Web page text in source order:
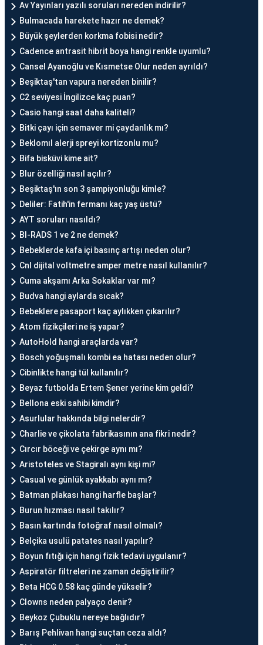
Av Yayınları yazılı soruları nereden indirilir?
Bulmacada harekete hazır ne demek?
Büyük şeylerden korkma fobisi nedir?
Cadence antrasit hibrit boya hangi renkle uyumlu?
Cansel Ayanoğlu ve Kısmetse Olur neden ayrıldı?
Beşiktaş'tan vapura nereden binilir?
C2 seviyesi İngilizce kaç puan?
Casio hangi saat daha kaliteli?
Bitki çayı için semaver mi çaydanlık mı?
Beklomıl alerji spreyi kortizonlu mu?
Bifa bisküvi kime ait?
Blur özelliği nasıl açılır?
Beşiktaş'ın son 3 şampiyonluğu kimle?
Deliler: Fatih'in fermanı kaç yaş üstü?
AYT soruları nasıldı?
BI-RADS 1 ve 2 ne demek?
Bebeklerde kafa içi basınç artışı neden olur?
Cnl dijital voltmetre amper metre nasıl kullanılır?
Cuma akşamı Arka Sokaklar var mı?
Budva hangi aylarda sıcak?
Bebeklere pasaport kaç aylıkken çıkarılır?
Atom fizikçileri ne iş yapar?
AutoHold hangi araçlarda var?
Bosch yoğuşmalı kombi ea hatası neden olur?
Cibinlikte hangi tül kullanılır?
Beyaz futbolda Ertem Şener yerine kim geldi?
Bellona eski sahibi kimdir?
Asurlular hakkında bilgi nelerdir?
Charlie ve çikolata fabrikasının ana fikri nedir?
Cırcır böceği ve çekirge aynı mı?
Aristoteles ve Stagiralı aynı kişi mi?
Casual ve günlük ayakkabı aynı mı?
Batman plakası hangi harfle başlar?
Burun hızması nasıl takılır?
Basın kartında fotoğraf nasıl olmalı?
Belçika usulü patates nasıl yapılır?
Boyun fıtığı için hangi fizik tedavi uygulanır?
Aspiratör filtreleri ne zaman değiştirilir?
Beta HCG 0.58 kaç günde yükselir?
Clowns neden palyaço denir?
Beykoz Çubuklu nereye bağlıdır?
Barış Pehlivan hangi suçtan ceza aldı?